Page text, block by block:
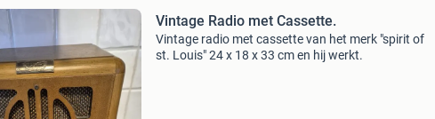
Vintage Radio met Cassette.
Vintage radio met cassette van het merk "spirit of
st. Louis" 24 x 18 x 33 cm en hij werkt.